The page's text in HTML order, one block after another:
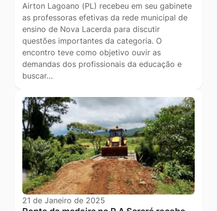
Airton Lagoano (PL) recebeu em seu gabinete
as professoras efetivas da rede municipal de
ensino de Nova Lacerda para discutir
questões importantes da categoria. O
encontro teve como objetivo ouvir as
demandas dos profissionais da educação e
buscar…
21 de Janeiro de 2025